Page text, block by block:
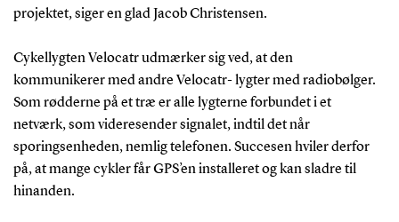
projektet, siger en glad Jacob Christensen.
Cykellygten Velocatr udmærker sig ved, at den
kommunikerer med andre Velocatr- lygter med radiobølger.
Som rødderne på et træ er alle lygterne forbundet i et
netværk, som videresender signalet, indtil det når
sporingsenheden, nemlig telefonen. Succesen hviler derfor
på, at mange cykler får GPS’en installeret og kan sladre til
hinanden.